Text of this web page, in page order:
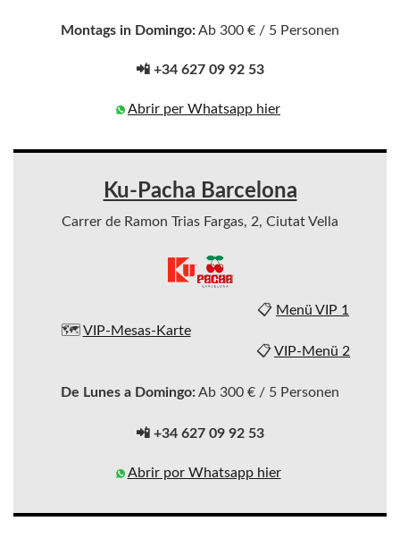
Montags in Domingo:Ab 300 € / 5 Personen
📲 +34 627 09 92 53
Abrir per Whatsapp hier
Ku-Pacha Barcelona
Carrer de Ramon Trias Fargas, 2, Ciutat Vella
🗺️ VIP-Mesas-Karte
📋 Menü VIP 1
📋VIP-Menü 2
De Lunes a Domingo:Ab 300 € / 5 Personen
📲 +34 627 09 92 53
Abrir por Whatsapp hier